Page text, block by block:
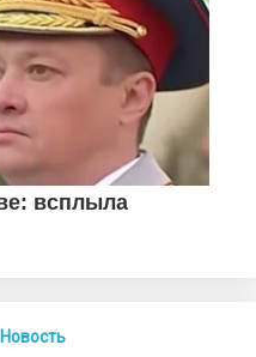
Новость